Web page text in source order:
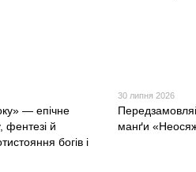
— епічне
фентезі й
богів і
30 липня 2026
манґи